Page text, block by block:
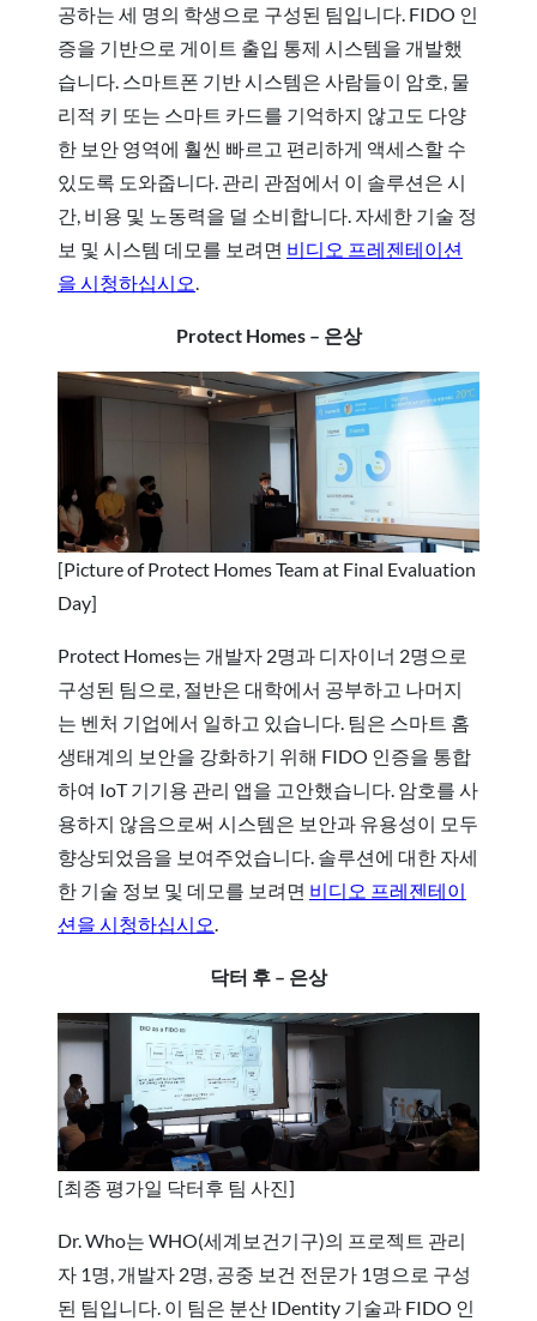
공하는 세 명의 학생으로 구성된 팀입니다. FIDO 인
증을 기반으로 게이트 출입 통제 시스템을 개발했
습니다. 스마트폰 기반 시스템은 사람들이 암호, 물
리적 키 또는 스마트 카드를 기억하지 않고도 다양
한 보안 영역에 훨씬 빠르고 편리하게 액세스할 수
있도록 도와줍니다. 관리 관점에서 이 솔루션은 시
간, 비용 및 노동력을 덜 소비합니다. 자세한 기술 정
보 및 시스템 데모를 보려면 비디오 프레젠테이션
을 시청하십시오.
Protect Homes – 은상
[Picture of Protect Homes Team at Final Evaluation
Day]
Protect Homes는 개발자 2명과 디자이너 2명으로
구성된 팀으로, 절반은 대학에서 공부하고 나머지
는 벤처 기업에서 일하고 있습니다. 팀은 스마트 홈
생태계의 보안을 강화하기 위해 FIDO 인증을 통합
하여 IoT 기기용 관리 앱을 고안했습니다. 암호를 사
용하지 않음으로써 시스템은 보안과 유용성이 모두
향상되었음을 보여주었습니다. 솔루션에 대한 자세
한 기술 정보 및 데모를 보려면 비디오 프레젠테이
션을 시청하십시오.
닥터 후 – 은상
[최종 평가일 닥터후 팀 사진]
Dr. Who는 WHO(세계보건기구)의 프로젝트 관리
자 1명, 개발자 2명, 공중 보건 전문가 1명으로 구성
된 팀입니다. 이 팀은 분산 IDentity 기술과 FIDO 인